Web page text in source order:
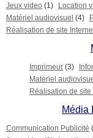
Jeux video (1) Location
Matériel audiovisuel (4)
Réalisation de site
Imprimeur (3)
Matériel
Réalisation de site
Média
Communication Publicité